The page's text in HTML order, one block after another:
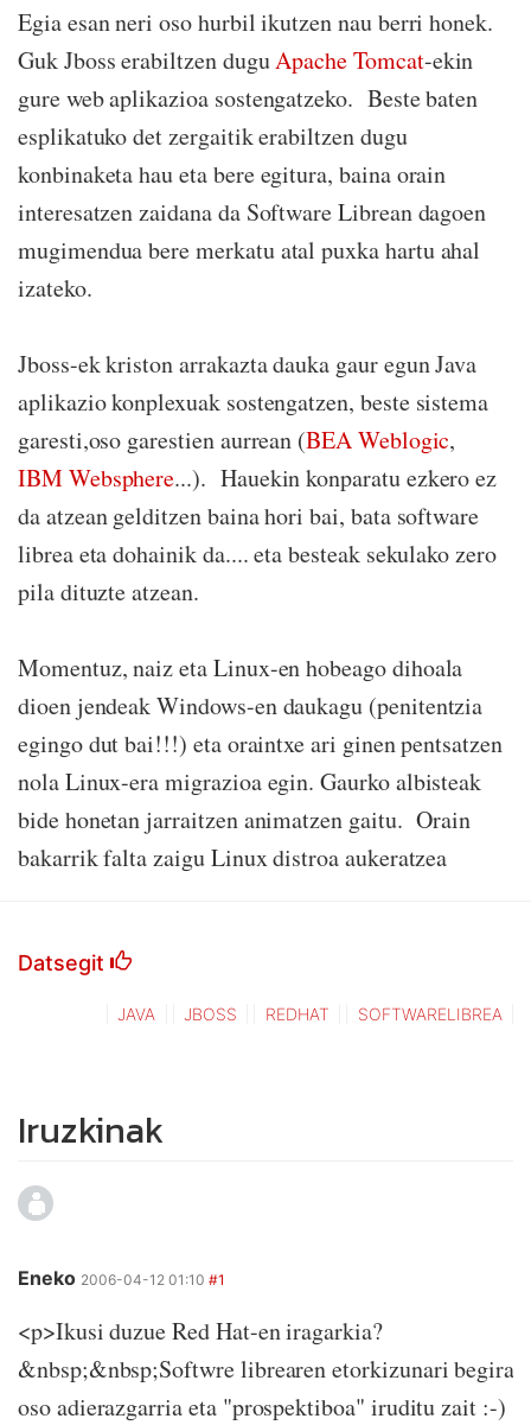
Egia esan neri oso hurbil ikutzen nau berri honek.
Guk Jboss erabiltzen duguApache Tomcat-ekin
gure web aplikazioa sostengatzeko. Beste baten
esplikatuko det zergaitik erabiltzen dugu
konbinaketa hau eta bere egitura, baina orain
interesatzen zaidana da Software Librean dagoen
mugimendua bere merkatu atal puxka hartu ahal
izateko.
Jboss-ek kriston arrakazta dauka gaur egun Java
aplikazio konplexuak sostengatzen, beste sistema
garesti,oso garestien aurrean (BEA Weblogic,
IBM Websphere...). Hauekin konparatu ezkero ez
da atzean gelditzen baina hori bai, bata software
librea eta dohainik da.... eta besteak sekulako zero
pila dituzte atzean.
Momentuz, naiz eta Linux-en hobeago dihoala
dioen jendeak Windows-en daukagu (penitentzia
egingo dut bai!!!) eta oraintxe ari ginen pentsatzen
nola Linux-era migrazioa egin. Gaurko albisteak
bide honetan jarraitzen animatzen gaitu. Orain
bakarrik falta zaigu Linux distroa aukeratzea
Datsegit
JAVA JBOSS REDHAT SOFTWARELIBREA
Iruzkinak
Eneko 2006-04-12 01:10 #1
<p>Ikusi duzue Red Hat-en iragarkia?
&nbsp;&nbsp;Softwre librearen etorkizunari begira
oso adierazgarria eta "prospektiboa" iruditu zait :-)